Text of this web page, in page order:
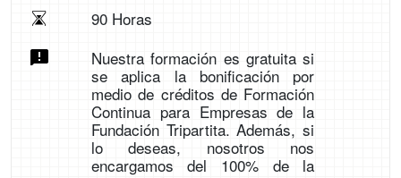
90 Horas
Nuestra formación es gratuita si
se aplica la bonificación por
medio de créditos de Formación
Continua para Empresas de la
Fundación Tripartita. Además, si
lo deseas, nosotros nos
encargamos del 100% de la